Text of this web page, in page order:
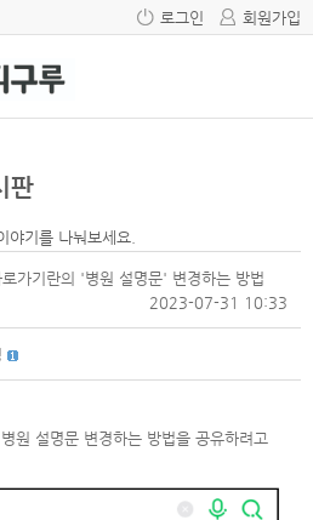
로그인 회원가입
판
야기를 나눠보세요.
가기란의 '병원 설명문' 변경하는 방법
2023-07-31 10:33
원 설명문 변경하는 방법을 공유하려고